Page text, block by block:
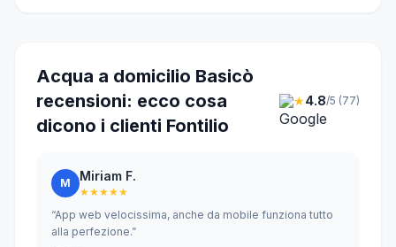
Acqua a domicilio Basicò
recensioni: ecco cosa
dicono i clienti Fontilio
★4.8/5 (77)
M Miriam F.
★★★★★
“App web velocissima, anche da mobile funziona tutto
alla perfezione.”